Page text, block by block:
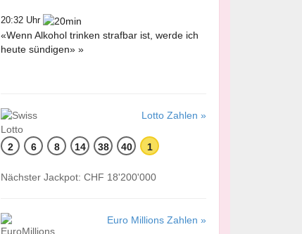
20:32 Uhr
«Wenn Alkohol trinken strafbar ist, werde ich
heute sündigen» »
Lotto Zahlen »
2 6 8 14 38 40 1
Nächster Jackpot: CHF 18'200'000
Euro Millions Zahlen »